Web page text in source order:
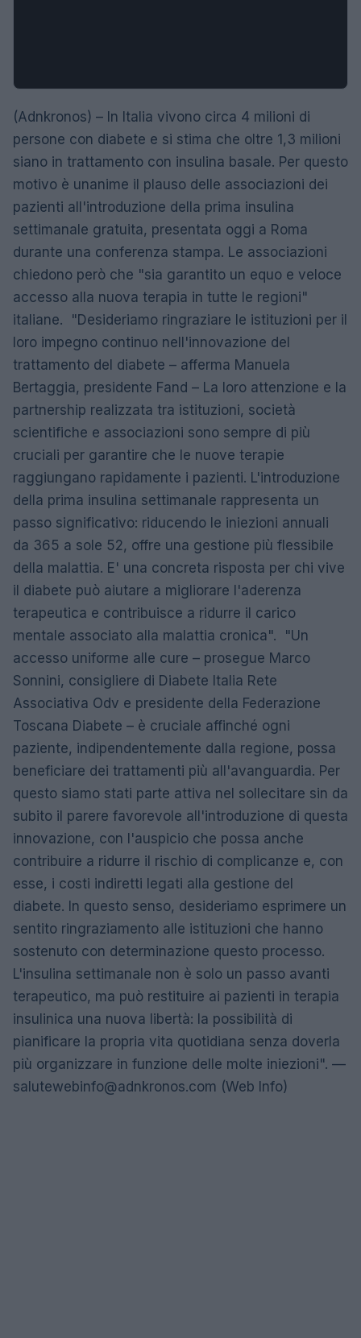
(Adnkronos) – In Italia vivono circa 4 milioni di
persone con diabete e si stima che oltre 1,3 milioni
siano in trattamento con insulina basale. Per questo
motivo è unanime il plauso delle associazioni dei
pazienti all'introduzione della prima insulina
settimanale gratuita, presentata oggi a Roma
durante una conferenza stampa. Le associazioni
chiedono però che "sia garantito un equo e veloce
accesso alla nuova terapia in tutte le regioni"
italiane. "Desideriamo ringraziare le istituzioni per il
loro impegno continuo nell'innovazione del
trattamento del diabete – afferma Manuela
Bertaggia, presidente Fand – La loro attenzione e la
partnership realizzata tra istituzioni, società
scientifiche e associazioni sono sempre di più
cruciali per garantire che le nuove terapie
raggiungano rapidamente i pazienti. L'introduzione
della prima insulina settimanale rappresenta un
passo significativo: riducendo le iniezioni annuali
da 365 a sole 52, offre una gestione più flessibile
della malattia. E' una concreta risposta per chi vive
il diabete può aiutare a migliorare l'aderenza
terapeutica e contribuisce a ridurre il carico
mentale associato alla malattia cronica". "Un
accesso uniforme alle cure – prosegue Marco
Sonnini, consigliere di Diabete Italia Rete
Associativa Odv e presidente della Federazione
Toscana Diabete – è cruciale affinché ogni
paziente, indipendentemente dalla regione, possa
beneficiare dei trattamenti più all'avanguardia. Per
questo siamo stati parte attiva nel sollecitare sin da
subito il parere favorevole all'introduzione di questa
innovazione, con l'auspicio che possa anche
contribuire a ridurre il rischio di complicanze e, con
esse, i costi indiretti legati alla gestione del
diabete. In questo senso, desideriamo esprimere un
sentito ringraziamento alle istituzioni che hanno
sostenuto con determinazione questo processo.
L'insulina settimanale non è solo un passo avanti
terapeutico, ma può restituire ai pazienti in terapia
insulinica una nuova libertà: la possibilità di
pianificare la propria vita quotidiana senza doverla
più organizzare in funzione delle molte iniezioni". —
salutewebinfo@adnkronos.com (Web Info)